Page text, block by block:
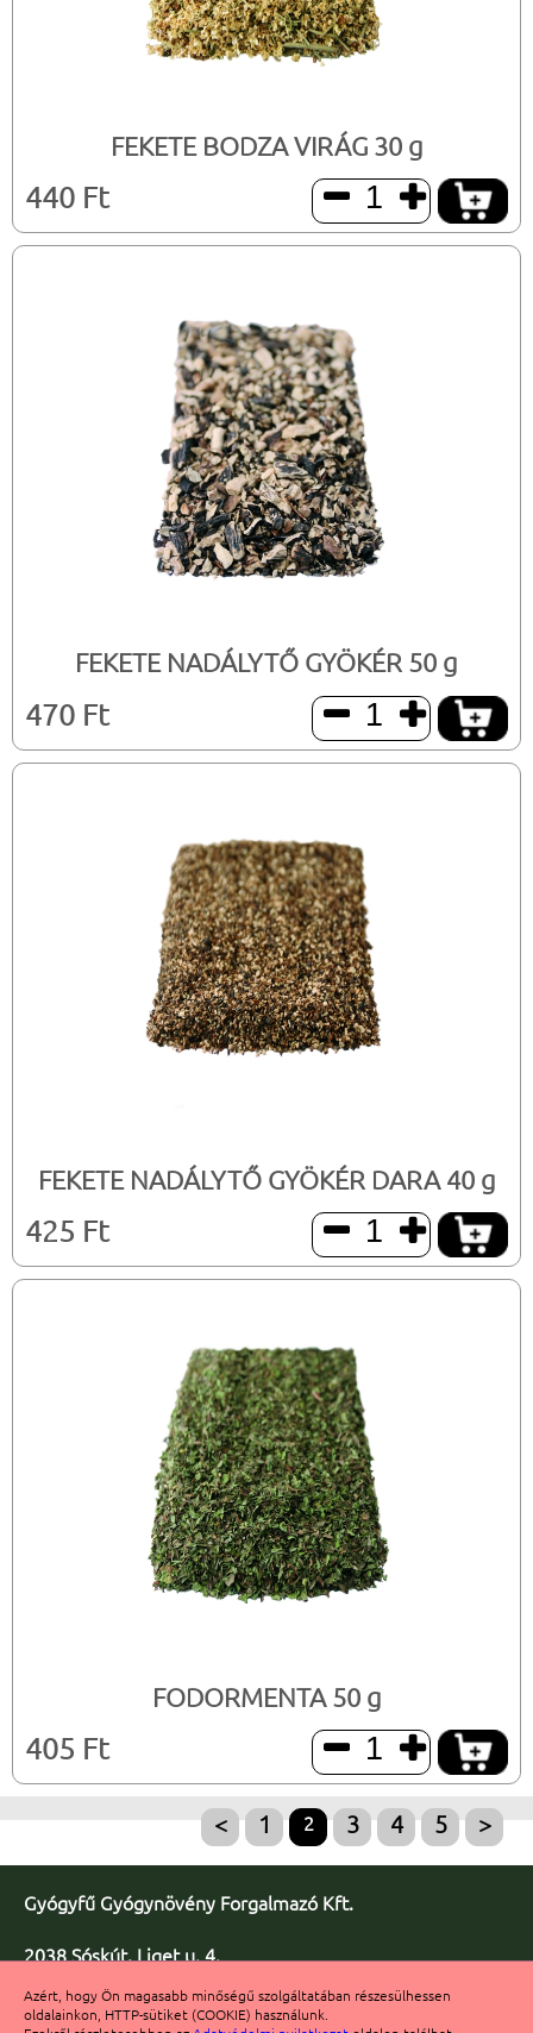
Azért, hogy Ön magasabb minőségű szolgáltatában részesülhessen
oldalainkon, HTTP-sütiket (COOKIE) használunk.
FEKETE BODZA VIRÁG 30 g
440 Ft  
FEKETE NADÁLYTŐ GYÖKÉR 50 g
470 Ft  
FEKETE NADÁLYTŐ GYÖKÉR DARA 40 g
425 Ft  
FODORMENTA 50 g
405 Ft  
< 1 2 3 4 5 >
Gyógyfű Gyógynövény Forgalmazó Kft.
2038 Sóskút, Liget u. 4.
Fax: +36 23 347-091